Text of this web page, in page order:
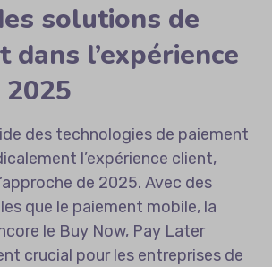
solutions de
dans l’expérience
des technologies de paiement
l’expérience client,
de 2025. Avec des
que le paiement mobile, la
le Buy Now, Pay Later
crucial pour les entreprises de